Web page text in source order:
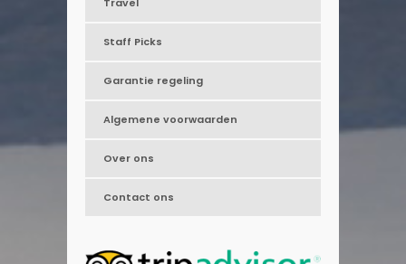
Travel
Staff Picks
Garantie regeling
Algemene voorwaarden
Over ons
Contact ons